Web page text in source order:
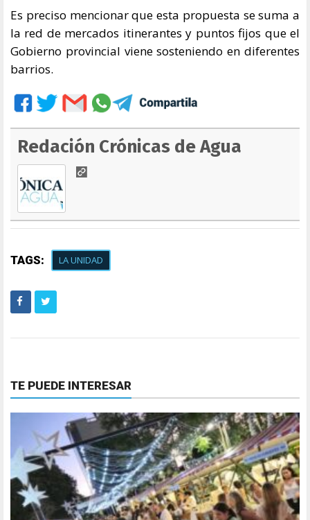
Es preciso mencionar que esta propuesta se suma a
la red de mercados itinerantes y puntos fijos que el
Gobierno provincial viene sosteniendo en diferentes
barrios.
Redación Crónicas de Agua
TAGS: LA UNIDAD
TE PUEDE INTERESAR